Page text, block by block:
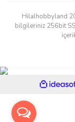
Hilalhobbyland
bilgileriniz 256bit